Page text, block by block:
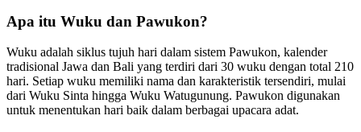
Apa itu Wuku dan Pawukon?
Wuku adalah siklus tujuh hari dalam sistem Pawukon, kalender
tradisional Jawa dan Bali yang terdiri dari 30 wuku dengan total 210
hari. Setiap wuku memiliki nama dan karakteristik tersendiri, mulai
dari Wuku Sinta hingga Wuku Watugunung. Pawukon digunakan
untuk menentukan hari baik dalam berbagai upacara adat.